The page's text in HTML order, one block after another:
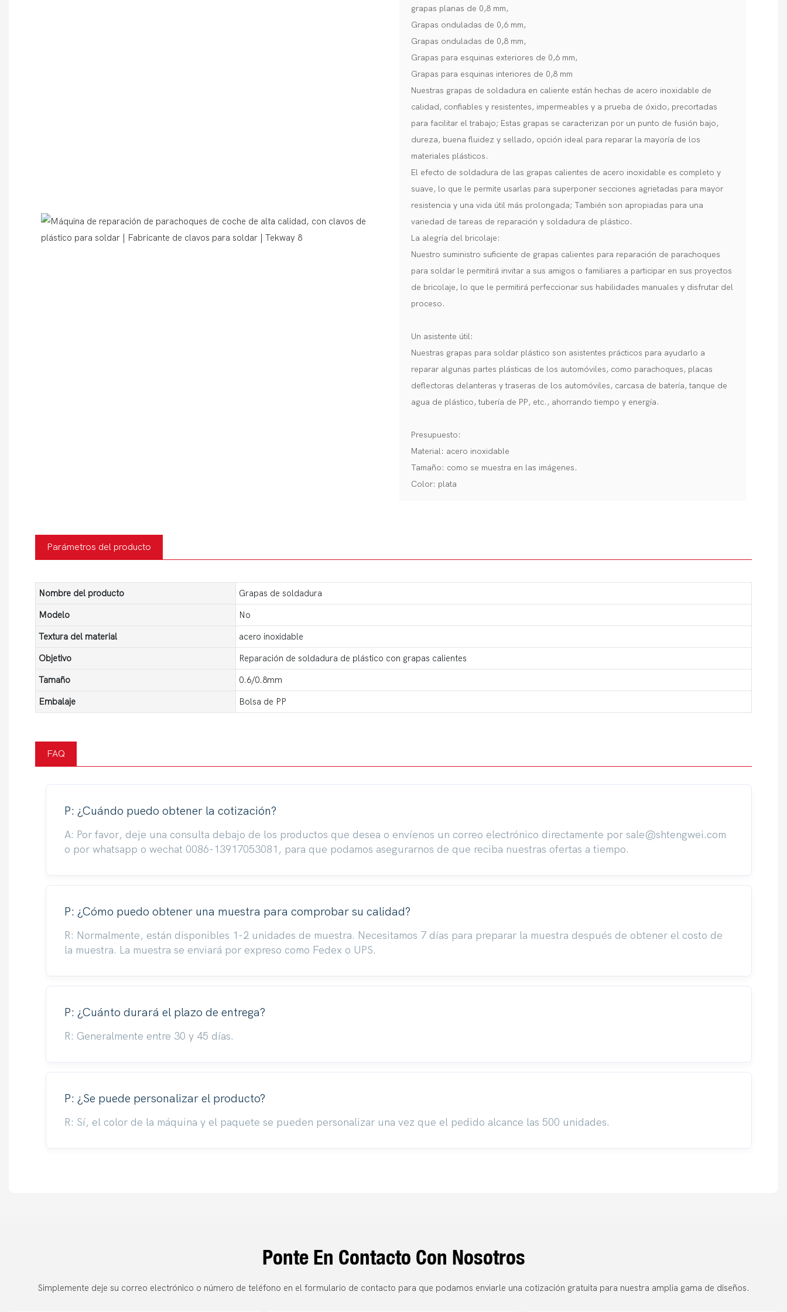
grapas planas de 0,8 mm,
Grapas onduladas de 0,6 mm,
Grapas onduladas de 0,8 mm,
Grapas para esquinas exteriores de 0,6 mm,
Grapas para esquinas interiores de 0,8 mm
Nuestras grapas de soldadura en caliente están hechas de acero inoxidable de
calidad, confiables y resistentes, impermeables y a prueba de óxido, precortadas
para facilitar el trabajo; Estas grapas se caracterizan por un punto de fusión bajo,
dureza, buena fluidez y sellado, opción ideal para reparar la mayoría de los
materiales plásticos.
El efecto de soldadura de las grapas calientes de acero inoxidable es completo y
suave, lo que le permite usarlas para superponer secciones agrietadas para mayor
resistencia y una vida útil más prolongada; También son apropiadas para una
variedad de tareas de reparación y soldadura de plástico.
La alegría del bricolaje:
Nuestro suministro suficiente de grapas calientes para reparación de parachoques
para soldar le permitirá invitar a sus amigos o familiares a participar en sus proyectos
de bricolaje, lo que le permitirá perfeccionar sus habilidades manuales y disfrutar del
proceso.
Un asistente útil:
Nuestras grapas para soldar plástico son asistentes prácticos para ayudarlo a
reparar algunas partes plásticas de los automóviles, como parachoques, placas
deflectoras delanteras y traseras de los automóviles, carcasa de batería, tanque de
agua de plástico, tubería de PP, etc., ahorrando tiempo y energía.
Presupuesto:
Material: acero inoxidable
Tamaño: como se muestra en las imágenes.
Color: plata
Parámetros del producto
Nombre del producto Grapas de soldadura
Modelo No
Textura del material acero inoxidable
Objetivo Reparación de soldadura de plástico con grapas calientes
Tamaño 0.6/0.8mm
Embalaje Bolsa de PP
FAQ
P: ¿Cuándo puedo obtener la cotización?
A: Por favor, deje una consulta debajo de los productos que desea o envíenos un correo electrónico directamente por sale@shtengwei.com
o por whatsapp o wechat 0086-13917053081, para que podamos asegurarnos de que reciba nuestras ofertas a tiempo.
P: ¿Cómo puedo obtener una muestra para comprobar su calidad?
R: Normalmente, están disponibles 1-2 unidades de muestra. Necesitamos 7 días para preparar la muestra después de obtener el costo de
la muestra. La muestra se enviará por expreso como Fedex o UPS.
P: ¿Cuánto durará el plazo de entrega?
R: Generalmente entre 30 y 45 días.
P: ¿Se puede personalizar el producto?
R: Sí, el color de la máquina y el paquete se pueden personalizar una vez que el pedido alcance las 500 unidades.
Ponte En Contacto Con Nosotros
Simplemente deje su correo electrónico o número de teléfono en el formulario de contacto para que podamos enviarle una cotización gratuita para nuestra amplia gama de diseños.